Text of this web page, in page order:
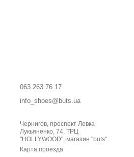
063 263 76 17
info_shoes@buts.ua
Чернигов, проспект Левка
Лукьяненко, 74, ТРЦ
"HOLLYWOOD", магазин "buts"
Карта проезда